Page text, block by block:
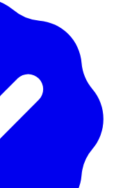
function calculate